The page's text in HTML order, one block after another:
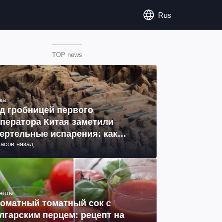
Rus
TOP news
гробницей первого
Китая заметили
испарения: как
(фото)
назад
томатный сок с
перцем: рецепт на